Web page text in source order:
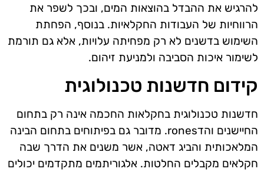
להרגיש את ההבדל בהוצאות המים, ובכך לשפר את
הרווחיות של העבודות החקלאיות. בנוסף, הפחתת
השימוש בדשנים לא רק מפחיתה עלויות, אלא גם תורמת
לשימור איכות הסביבה ולמניעת זיהום.
קידום חדשנות טכנולוגית
חדשנות טכנולוגית בחקלאות החכמה אינה רק בתחום
החיישנים והדrones. מדובר גם בפיתוחים בתחום הבינה
המלאכותית והביג דאטה, אשר משנים את הדרך שבה
חקלאים מקבלים החלטות. אלגוריתמים מתקדמים יכולים